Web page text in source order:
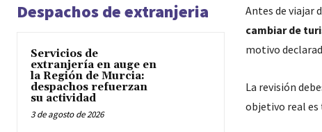
Despachos de extranjeria
Servicios de
extranjería en auge en
la Región de Murcia:
despachos refuerzan
su actividad
3 de agosto de 2026
Antes de viajar
cambiar de
motivo
La revisión
objetivo real es